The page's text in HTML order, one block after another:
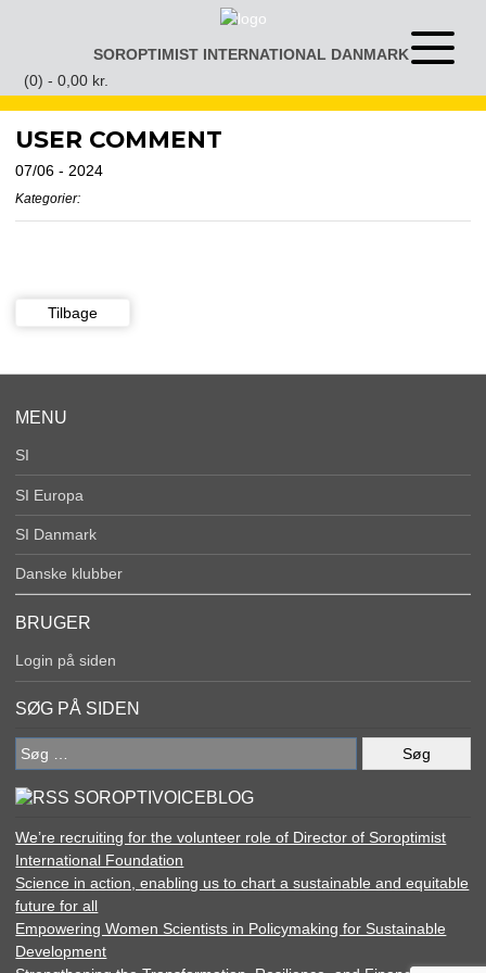
SOROPTIMIST INTERNATIONAL DANMARKÅben
menu
(0) - 0,00 kr.
USER COMMENT
07/06 - 2024
Kategorier:
Tilbage
MENU
SI
SI Europa
SI Danmark
Danske klubber
BRUGER
Login på siden
SØG PÅ SIDEN
Søg
efter:
SOROPTIVOICEBLOG
We’re recruiting for the volunteer role of Director of Soroptimist
International Foundation
Science in action, enabling us to chart a sustainable and equitable
future for all
Empowering Women Scientists in Policymaking for Sustainable
Development